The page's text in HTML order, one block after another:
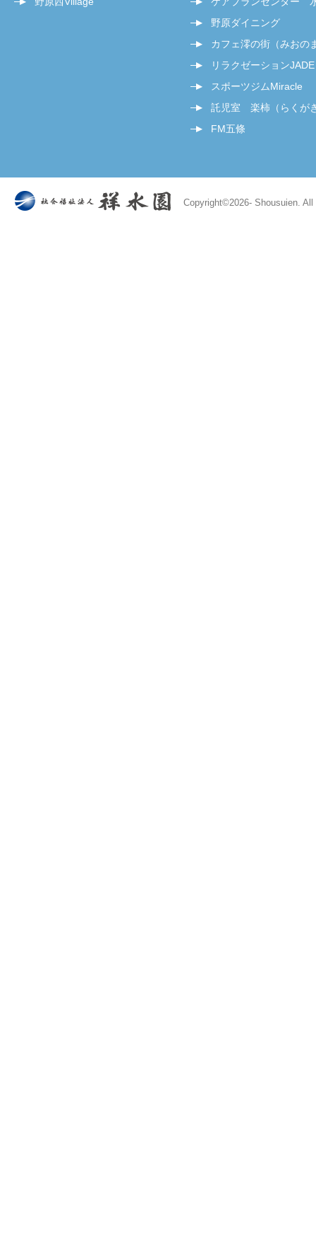
野原ダイニング
カフェ澪の街（みおの
リラクゼーションJADE
スポーツジムMiracle
託児室 楽柿（らくが
FM五條
Copyright©2026- Shousuien.